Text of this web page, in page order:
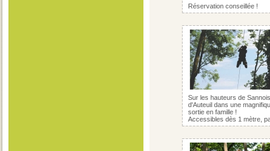
Réservation conseillée !
Sur les hauteurs de
d'Auteuil dans une
sortie en famille !
Accessibles dès 1 mètre,